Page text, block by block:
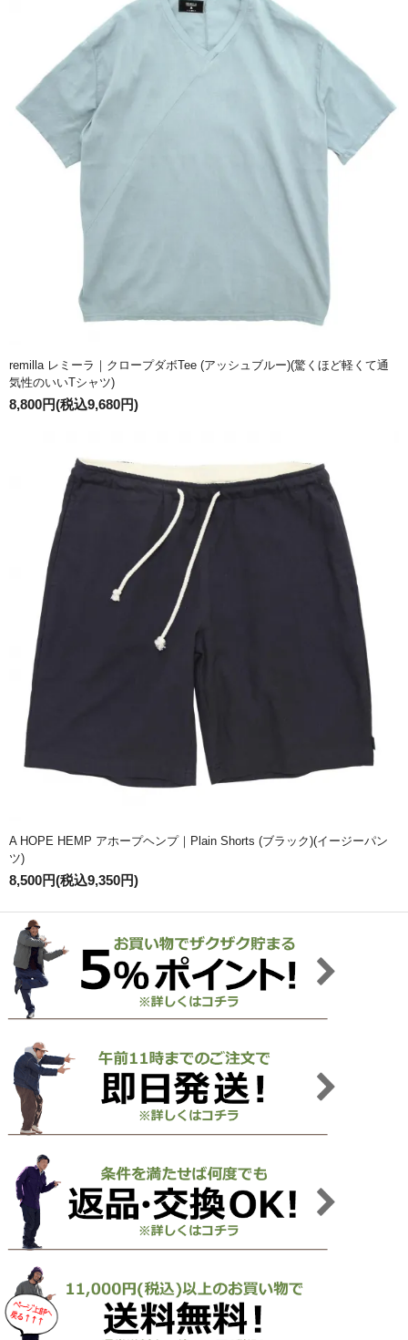
remilla レミーラ｜クロープダボTee (アッシュブルー)(驚くほど軽くて通
気性のいいTシャツ)
8,800円(税込9,680円)
A HOPE HEMP アホープヘンプ｜Plain Shorts (ブラック)(イージーパン
ツ)
8,500円(税込9,350円)